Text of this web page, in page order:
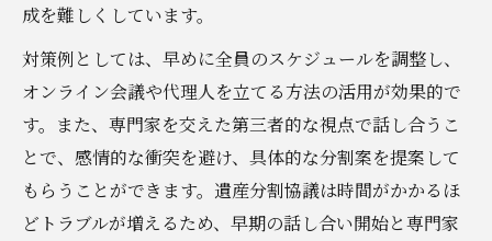
成を難しくしています。
対策例としては、早めに全員のスケジュールを調整し、
オンライン会議や代理人を立てる方法の活用が効果的で
す。また、専門家を交えた第三者的な視点で話し合うこ
とで、感情的な衝突を避け、具体的な分割案を提案して
もらうことができます。遺産分割協議は時間がかかるほ
どトラブルが増えるため、早期の話し合い開始と専門家